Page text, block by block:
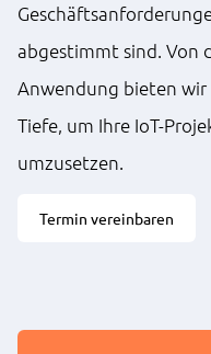
abgestimmt sind. Von
Anwendung bieten
Tiefe, um Ihre IoT-
umzusetzen.
Termin vereinbaren